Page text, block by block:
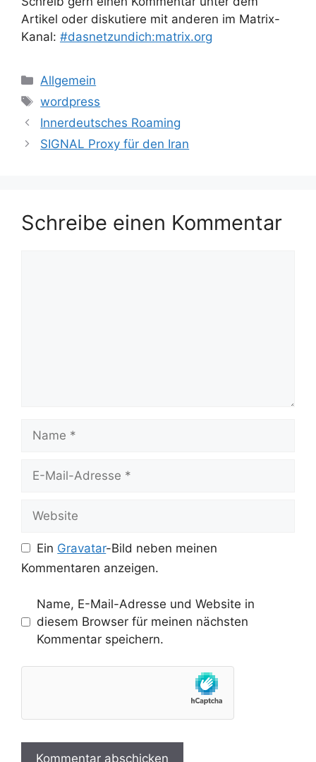
Artikel oder diskutiere mit anderen im Matrix-
Kanal: #dasnetzundich:matrix.org
Kategorien
Allgemein
Schlagwörter
wordpress
Innerdeutsches Roaming
SIGNAL Proxy für den Iran
Schreibe einen Kommentar
Name
Website
Ein Gravatar-Bild neben meinen
Kommentaren anzeigen.
Name, E-Mail-Adresse und Website in
diesem Browser für meinen nächsten
Kommentar speichern.